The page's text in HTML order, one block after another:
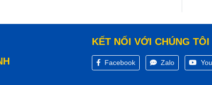
KẾT NỐI VỚI CHÚNG TÔI
Facebook Zalo